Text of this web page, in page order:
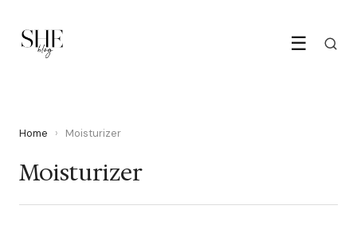
☰
Home › Moisturizer
Moisturizer